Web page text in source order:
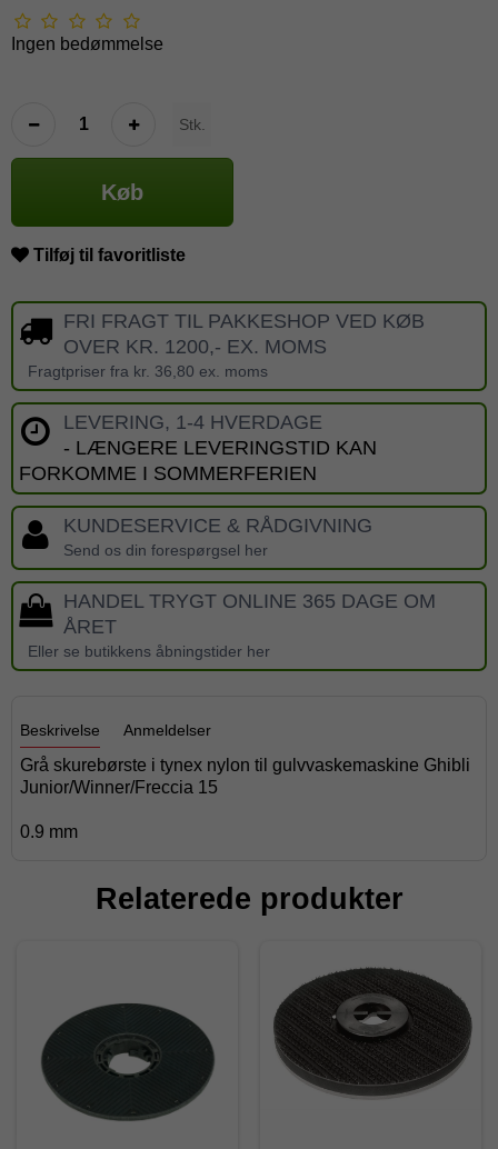
Ingen bedømmelse
Stk.
Køb
Tilføj til favoritliste
FRI FRAGT TIL PAKKESHOP VED KØB
OVER KR. 1200,- EX. MOMS
Fragtpriser fra kr. 36,80 ex. moms
LEVERING, 1-4 HVERDAGE
- LÆNGERE LEVERINGSTID KAN
FORKOMME I SOMMERFERIEN
KUNDESERVICE & RÅDGIVNING
Send os din forespørgsel her
HANDEL TRYGT ONLINE 365 DAGE OM
ÅRET
Eller se butikkens åbningstider her
Beskrivelse Anmeldelser
Grå skurebørste i tynex nylon til gulvvaskemaskine Ghibli
Junior/Winner/Freccia 15
0.9 mm
Relaterede produkter